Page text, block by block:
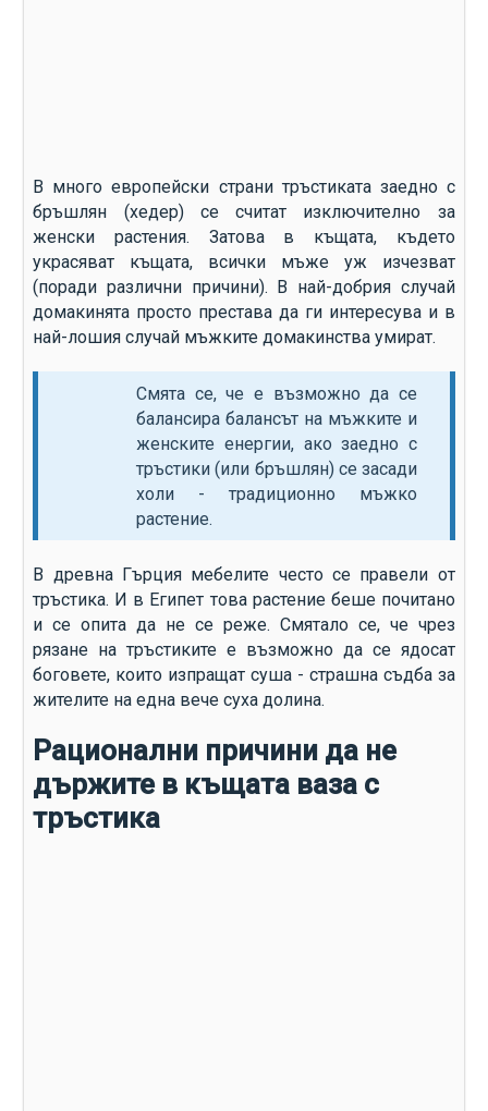
В много европейски страни тръстиката заедно с
бръшлян (хедер) се считат изключително за
женски растения. Затова в къщата, където
украсяват къщата, всички мъже уж изчезват
(поради различни причини). В най-добрия случай
домакинята просто престава да ги интересува и в
най-лошия случай мъжките домакинства умират.
Смята се, че е възможно да се
балансира балансът на мъжките и
женските енергии, ако заедно с
тръстики (или бръшлян) се засади
холи - традиционно мъжко
растение.
В древна Гърция мебелите често се правели от
тръстика. И в Египет това растение беше почитано
и се опита да не се реже. Смятало се, че чрез
рязане на тръстиките е възможно да се ядосат
боговете, които изпращат суша - страшна съдба за
жителите на една вече суха долина.
Рационални причини да не
държите в къщата ваза с
тръстика